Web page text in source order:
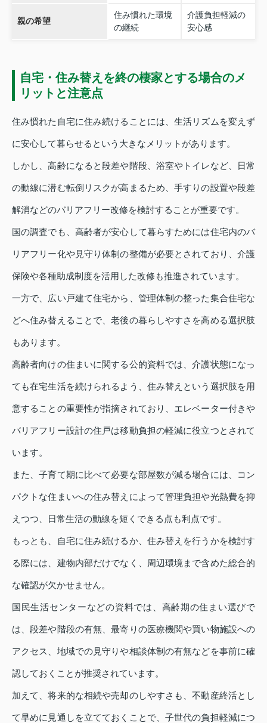
親の希望
住み慣れた環境
の継続
介護負担軽減の
安心感
自宅・住み替えを終の棲家とする場合のメ
リットと注意点
住み慣れた自宅に住み続けることには、生活リズムを変えず
に安心して暮らせるという大きなメリットがあります。
しかし、高齢になると段差や階段、浴室やトイレなど、日常
の動線に潜む転倒リスクが高まるため、手すりの設置や段差
解消などのバリアフリー改修を検討することが重要です。
国の調査でも、高齢者が安心して暮らすためには住宅内のバ
リアフリー化や見守り体制の整備が必要とされており、介護
保険や各種助成制度を活用した改修も推進されています。
一方で、広い戸建て住宅から、管理体制の整った集合住宅な
どへ住み替えることで、老後の暮らしやすさを高める選択肢
もあります。
高齢者向けの住まいに関する公的資料では、介護状態になっ
ても在宅生活を続けられるよう、住み替えという選択肢を用
意することの重要性が指摘されており、エレベーター付きや
バリアフリー設計の住戸は移動負担の軽減に役立つとされて
います。
また、子育て期に比べて必要な部屋数が減る場合には、コン
パクトな住まいへの住み替えによって管理負担や光熱費を抑
えつつ、日常生活の動線を短くできる点も利点です。
もっとも、自宅に住み続けるか、住み替えを行うかを検討す
る際には、建物内部だけでなく、周辺環境まで含めた総合的
な確認が欠かせません。
国民生活センターなどの資料では、高齢期の住まい選びで
は、段差や階段の有無、最寄りの医療機関や買い物施設への
アクセス、地域での見守りや相談体制の有無などを事前に確
認しておくことが推奨されています。
加えて、将来的な相続や売却のしやすさも、不動産終活とし
て早めに見通しを立てておくことで、子世代の負担軽減につ